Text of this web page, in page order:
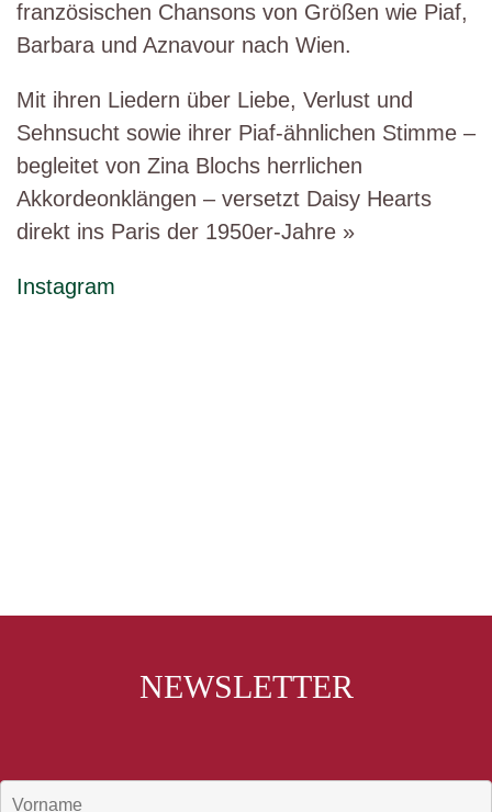
französischen Chansons von Größen wie Piaf,
Barbara und Aznavour nach Wien.
Mit ihren Liedern über Liebe, Verlust und
Sehnsucht sowie ihrer Piaf-ähnlichen Stimme –
begleitet von Zina Blochs herrlichen
Akkordeonklängen – versetzt Daisy Hearts
direkt ins Paris der 1950er-Jahre »
Instagram
NEWSLETTER